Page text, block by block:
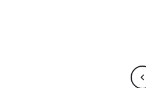
Pedoman brand